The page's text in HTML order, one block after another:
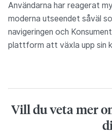
Användarna har reagerat
moderna utseendet såväl
navigeringen och
plattform att växla upp sin
Vill du veta mer